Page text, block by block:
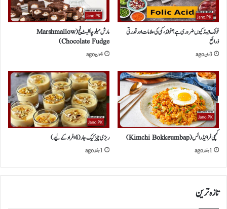
فولک ایسڈ کیوں ضروری ہے؟ فوائد، کمی کی علامات اور قدرتی
ذرائع
3 دن ago
مارش میلوچاکلیٹ فج(Marshmallow
Chocolate Fudge)
4 دن ago
کمچی فرائیڈ رائس (Kimchi Bokkeumbap)
1 ہفتہ ago
ربڑی چیزکیک جار (4 افراد کے لیے)
1 ہفتہ ago
تازہ ترین